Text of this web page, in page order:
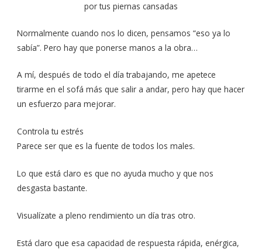
por tus piernas cansadas
Normalmente cuando nos lo dicen, pensamos “eso ya lo
sabía”. Pero hay que ponerse manos a la obra…
A mí, después de todo el día trabajando, me apetece
tirarme en el sofá más que salir a andar, pero hay que hacer
un esfuerzo para mejorar.
Controla tu estrés
Parece ser que es la fuente de todos los males.
Lo que está claro es que no ayuda mucho y que nos
desgasta bastante.
Visualízate a pleno rendimiento un día tras otro.
Está claro que esa capacidad de respuesta rápida, enérgica,